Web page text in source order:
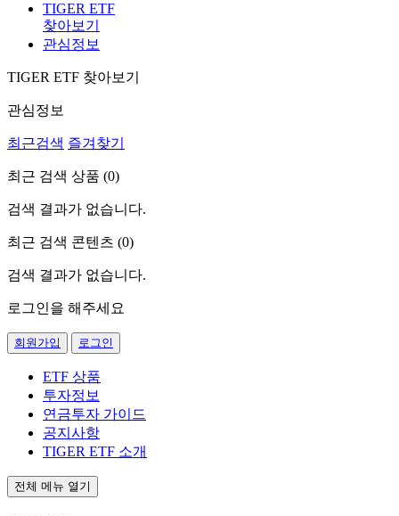
TIGER ETF
찾아보기
관심정보
TIGER ETF 찾아보기
관심정보
최근검색 즐겨찾기
최근 검색 상품 (0)
검색 결과가 없습니다.
최근 검색 콘텐츠 (0)
검색 결과가 없습니다.
로그인을 해주세요
회원가입 로그인
ETF 상품
투자정보
연금투자 가이드
공지사항
TIGER ETF 소개
전체 메뉴 열기